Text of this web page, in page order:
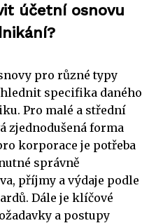
účetní osnovu
pro různé typy
specifika daného
Pro malé a střední
zjednodušená forma
korporace je potřeba
správně
příjmy a výdaje podle
Dále je klíčové
a postupy